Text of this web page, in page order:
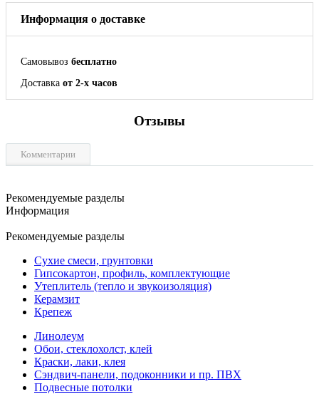
Информация о доставке
Самовывоз бесплатно
Доставка от 2-х часов
Отзывы
Комментарии
Рекомендуемые разделы
Информация
Рекомендуемые разделы
Сухие смеси, грунтовки
Гипсокартон, профиль, комплектующие
Утеплитель (тепло и звукоизоляция)
Керамзит
Крепеж
Линолеум
Обои, стеклохолст, клей
Краски, лаки, клея
Сэндвич-панели, подоконники и пр. ПВХ
Подвесные потолки